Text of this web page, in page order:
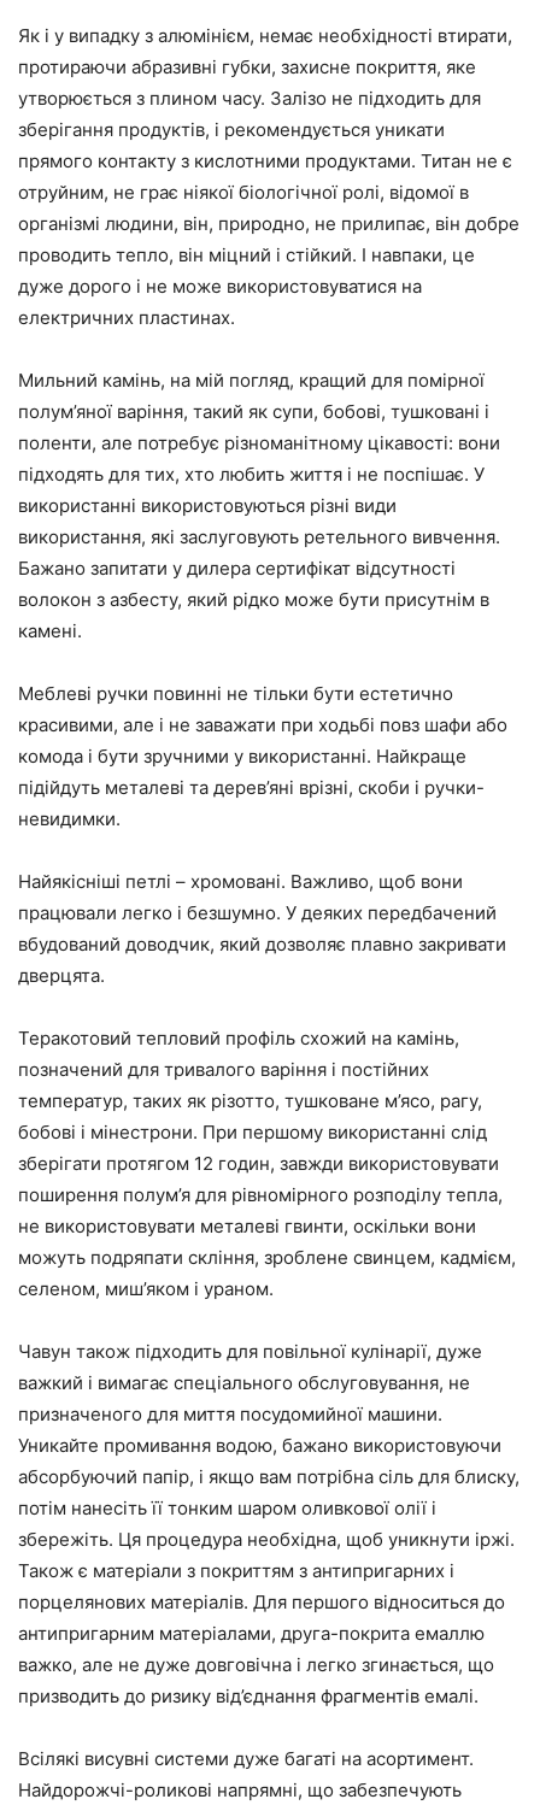
Як і у випадку з алюмінієм, немає необхідності втирати,
протираючи абразивні губки, захисне покриття, яке
утворюється з плином часу. Залізо не підходить для
зберігання продуктів, і рекомендується уникати
прямого контакту з кислотними продуктами. Титан не є
отруйним, не грає ніякої біологічної ролі, відомої в
організмі людини, він, природно, не прилипає, він добре
проводить тепло, він міцний і стійкий. І навпаки, це
дуже дорого і не може використовуватися на
електричних пластинах.
Мильний камінь, на мій погляд, кращий для помірної
полум’яної варіння, такий як супи, бобові, тушковані і
поленти, але потребує різноманітному цікавості: вони
підходять для тих, хто любить життя і не поспішає. У
використанні використовуються різні види
використання, які заслуговують ретельного вивчення.
Бажано запитати у дилера сертифікат відсутності
волокон з азбесту, який рідко може бути присутнім в
камені.
Меблеві ручки повинні не тільки бути естетично
красивими, але і не заважати при ходьбі повз шафи або
комода і бути зручними у використанні. Найкраще
підійдуть металеві та дерев’яні врізні, скоби і ручки-
невидимки.
Найякісніші петлі – хромовані. Важливо, щоб вони
працювали легко і безшумно. У деяких передбачений
вбудований доводчик, який дозволяє плавно закривати
дверцята.
Теракотовий тепловий профіль схожий на камінь,
позначений для тривалого варіння і постійних
температур, таких як різотто, тушковане м’ясо, рагу,
бобові і мінестрони. При першому використанні слід
зберігати протягом 12 годин, завжди використовувати
поширення полум’я для рівномірного розподілу тепла,
не використовувати металеві гвинти, оскільки вони
можуть подряпати скління, зроблене свинцем, кадмієм,
селеном, миш’яком і ураном.
Чавун також підходить для повільної кулінарії, дуже
важкий і вимагає спеціального обслуговування, не
призначеного для миття посудомийної машини.
Уникайте промивання водою, бажано використовуючи
абсорбуючий папір, і якщо вам потрібна сіль для блиску,
потім нанесіть її тонким шаром оливкової олії і
збережіть. Ця процедура необхідна, щоб уникнути іржі.
Також є матеріали з покриттям з антипригарних і
порцелянових матеріалів. Для першого відноситься до
антипригарним матеріалами, друга-покрита емаллю
важко, але не дуже довговічна і легко згинається, що
призводить до ризику від’єднання фрагментів емалі.
Всілякі висувні системи дуже багаті на асортимент.
Найдорожчі-роликові напрямні, що забезпечують